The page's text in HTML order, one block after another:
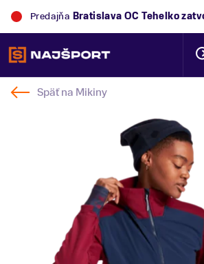
Predajňa Bratislava OC Tehelko
Späť na Mikiny